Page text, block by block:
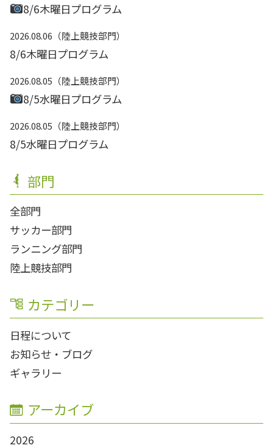
8/6木曜日プログラム
2026.08.06 陸上競技部門
8/6木曜日プログラム
2026.08.05 陸上競技部門
8/5水曜日プログラム
2026.08.05 陸上競技部門
8/5水曜日プログラム
部門
全部門
サッカー部門
ランニング部門
陸上競技部門
カテゴリー
日程について
お知らせ・ブログ
ギャラリー
アーカイブ
2026